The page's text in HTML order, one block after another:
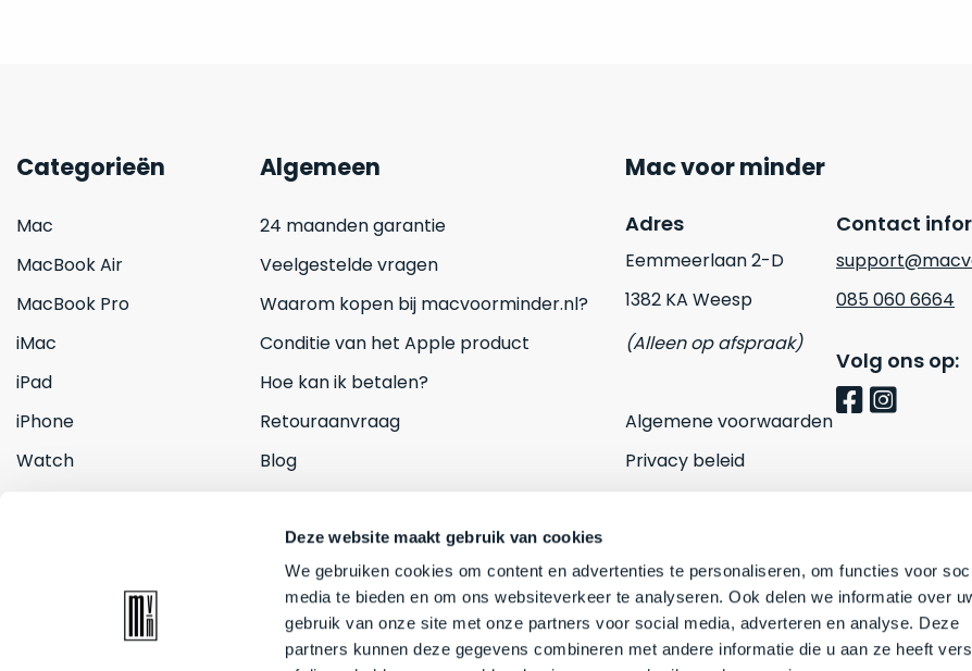
Deze website maakt gebruik van cookies
We gebruiken cookies om content en advertenties te personaliseren, om functies voor
media te bieden en om ons websiteverkeer te analyseren. Ook delen we informatie over
gebruik van onze site met onze partners voor social media, adverteren en analyse. Deze
partners kunnen deze gegevens combineren met andere informatie die u aan ze heeft
Categorieën
Mac
MacBook Air
MacBook Pro
iMac
iPad
iPhone
Watch
Algemeen
24 maanden garantie
Veelgestelde vragen
Waarom kopen bij macvoorminder.nl?
Conditie van het Apple product
Hoe kan ik betalen?
Retouraanvraag
Blog
Mac voor minder
Adres
Eemmeerlaan 2-D
1382 KA Weesp
(Alleen op afspraak)
Algemene voorwaarden
Privacy beleid
Contact
085 060 6664
Volg ons op: